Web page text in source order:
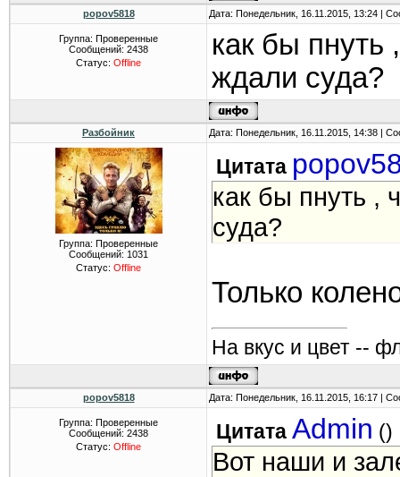
popov5818 Дата: Понедельник, 16.11.2015, 13:24 |
Группа: Проверенные
Сообщений: 2438
Статус: Offline
как бы
ждали суда?
Разбойник Дата: Понедельник, 16.11.2015, 14:38 |
Группа: Проверенные
Сообщений: 1031
Статус: Offline
Цитата
как бы пнуть ,
суда?
Только
На вкус и цвет --
popov5818 Дата: Понедельник, 16.11.2015, 16:17 |
Группа: Проверенные
Сообщений: 2438
Статус: Offline
Цитата Admin ()
Вот наши и